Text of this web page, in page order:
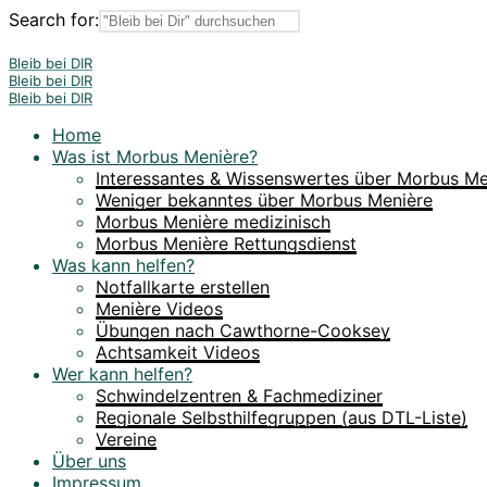
Search for:
Bleib bei DIR
Bleib bei DIR
Bleib bei DIR
Home
Was ist Morbus Menière?
Interessantes & Wissenswertes über Morbus
Weniger bekanntes über Morbus Menière
Morbus Menière medizinisch
Morbus Menière Rettungsdienst
Was kann helfen?
Notfallkarte erstellen
Menière Videos
Übungen nach Cawthorne-Cooksey
Achtsamkeit Videos
Wer kann helfen?
Schwindelzentren & Fachmediziner
Regionale Selbsthilfegruppen (aus DTL-Liste)
Vereine
Über uns
Impressum